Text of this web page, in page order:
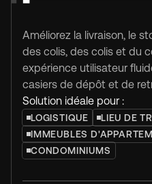
Améliorez la livraison, le
des colis, des colis et du
expérience utilisateur
casiers de dépôt et de
Solution idéale pour :
LOGISTIQUE
LIEU DE
IMMEUBLES
CONDOMINIUMS